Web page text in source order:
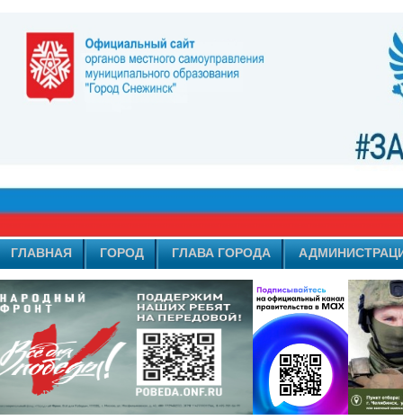
ГЛАВНАЯ ГОРОД ГЛАВА ГОРОДА